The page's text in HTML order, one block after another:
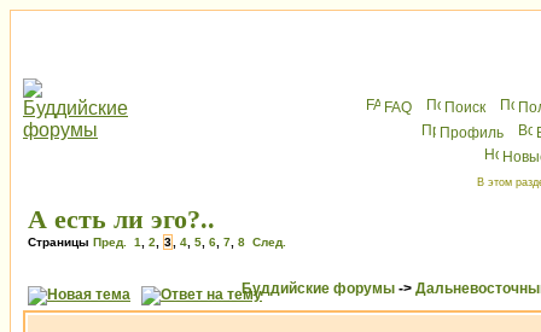
FAQ Поиск
Профиль
В этом
А есть ли эго?..
Страницы Пред. 1 2 3 4 5 6 7 8 След.
Буддийские форумы ->